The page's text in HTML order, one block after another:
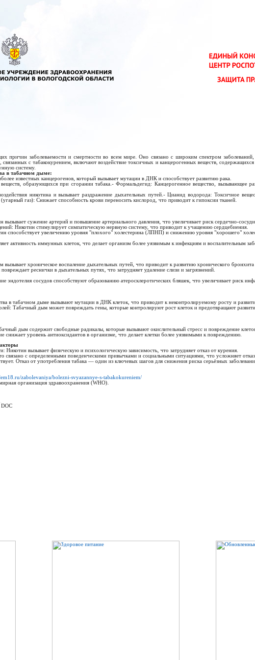
причин заболеваемости и смертности во всем мире. Оно связано с широким спектром
с табакокурением, включают воздействие токсичных и канцерогенных веществ,
систему.
в табачном дыме:
известных канцерогенов, который вызывает мутации в ДНК и способствует развитию рака.
образующихся при сгорании табака.- Формальдегид: Канцерогенное вещество, вызывающее
никотина и вызывает раздражение дыхательных путей.- Цианид водорода: Токсичное
газ): Снижает способность крови переносить кислород, что приводит к гипоксии тканей.
сужение артерий и повышение артериального давления, что увеличивает риск сердечно-
Никотин стимулирует симпатическую нервную систему, что приводит к учащению сердцебиения.
способствует увеличению уровня "плохого" холестерина (ЛПНП) и снижению уровня "хорошего"
активность иммунных клеток, что делает организм более уязвимым к инфекциям и воспалительным
хроническое воспаление дыхательных путей, что приводит к развитию хронического
реснички в дыхательных путях, что затрудняет удаление слизи и загрязнений.
эндотелия сосудов способствуют образованию атеросклеротических бляшек, что увеличивает риск
в табачном дыме вызывают мутации в ДНК клеток, что приводит к неконтролируемому росту и
Табачный дым может повреждать гены, которые контролируют рост клеток и предотвращают
дым содержит свободные радикалы, которые вызывают окислительный стресс и повреждение
снижает уровень антиоксидантов в организме, что делает клетки более уязвимыми к повреждению.
Никотин вызывает физическую и психологическую зависимость, что затрудняет отказ от курения.
связано с определенными поведенческими привычками и социальными ситуациями, что усложняет
Отказ от употребления табака — один из ключевых шагов для снижения риска серьёзных
zabolevaniya/bolezni-svyazannye-s-tabakokureniem/
организация здравоохранения (WHO).
DOC